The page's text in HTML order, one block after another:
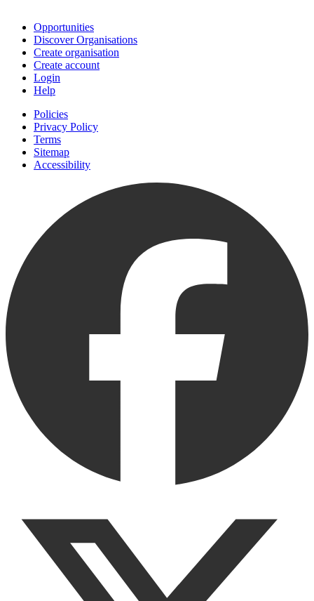
Opportunities
Discover Organisations
Create organisation
Create account
Login
Help
Policies
Privacy Policy
Terms
Sitemap
Accessibility